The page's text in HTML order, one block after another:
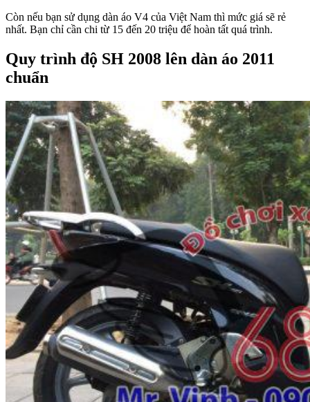
Còn nếu bạn sử dụng dàn áo V4 của Việt Nam thì mức giá sẽ rẻ
nhất. Bạn chỉ cần chi từ 15 đến 20 triệu để hoàn tất quá trình.
Quy trình độ SH 2008 lên dàn áo 2011
chuẩn